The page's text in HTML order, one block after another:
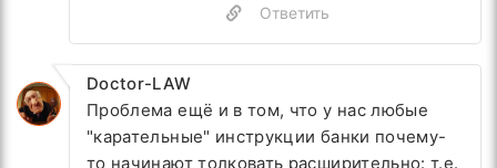
Ответить
Doctor-LAW
Проблема ещё и в том, что у нас любые
"карательные" инструкции банки почему-
то начинают толковать расширительно: т.е.